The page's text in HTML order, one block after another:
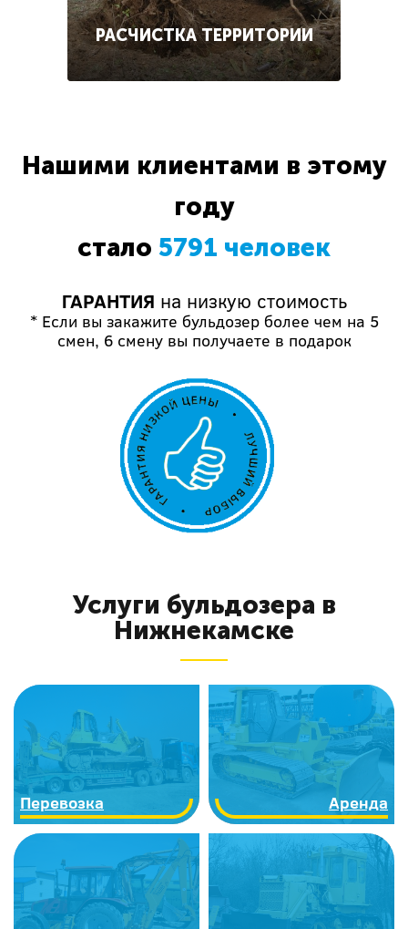
РАСЧИСТКА ТЕРРИТОРИИ
Нашими клиентами в этому
году
стало 5791 человек
ГАРАНТИЯ на низкую стоимость
* Если вы закажите бульдозер более чем на 5
смен, 6 смену вы получаете в подарок
Услуги бульдозера в
Нижнекамске
Перевозка Аренда